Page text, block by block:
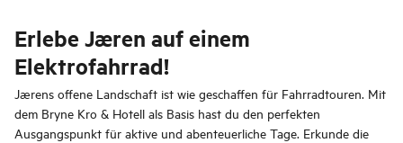
Erlebe Jæren auf einem
Elektrofahrrad!
Jærens offene Landschaft ist wie geschaffen für Fahrradtouren. Mit
dem Bryne Kro & Hotell als Basis hast du den perfekten
Ausgangspunkt für aktive und abenteuerliche Tage. Erkunde die